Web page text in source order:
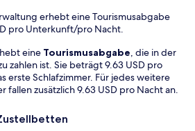
erhebt eine Tourismusabgabe
pro Unterkunft/pro Nacht.
eine Tourismusabgabe, die in der
zahlen ist. Sie beträgt 9.63 USD pro
erste Schlafzimmer. Für jedes weitere
fallen zusätzlich 9.63 USD pro Nacht an.